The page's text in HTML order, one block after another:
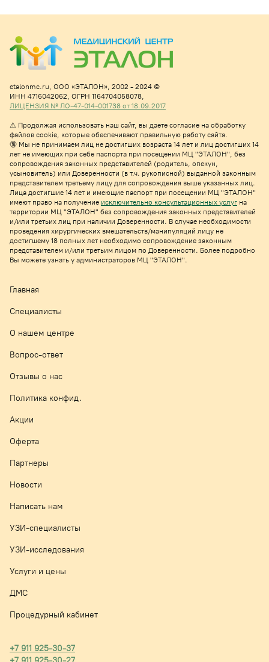
etalonmc.ru, ООО «ЭТАЛОН», 2002 - 2024 ©
ИНН 4716042062, ОГРН 1164704058078,
ЛИЦЕНЗИЯ № ЛО-47-014-001738 от 18.09.2017
⚠ Продолжая использовать наш сайт, вы даете согласие на обработку
файлов cookie, которые обеспечивают правильную работу сайта.
🔞 Мы не принимаем лиц не достигших возраста 14 лет и лиц достигших 14
лет не имеющих при себе паспорта при посещении МЦ "ЭТАЛОН", без
сопровождения законных представителей (родитель, опекун,
усыновитель) или Доверенности (в т.ч. рукописной) выданной законным
представителем третьему лицу для сопровождения выше указанных лиц.
Лица достигшие 14 лет и имеющие паспорт при посещении МЦ "ЭТАЛОН"
имеют право на получение исключительно консультационных услуг на
территории МЦ "ЭТАЛОН" без сопровождения законных представителей
и/или третьих лиц при наличии Доверенности. В случае необходимости
проведения хирургических вмешательств/манипуляций лицу не
достигшему 18 полных лет необходимо сопровождение законным
представителем и/или третьим лицом по Доверенности. Более подробно
Вы можете узнать у администраторов МЦ "ЭТАЛОН".
Главная
Специалисты
О нашем центре
Вопрос-ответ
Отзывы о нас
Политика конфид.
Акции
Оферта
Партнеры
Новости
Написать нам
УЗИ-специалисты
УЗИ-исследования
Услуги и цены
ДМС
Процедурный кабинет
+7 911 925-30-37